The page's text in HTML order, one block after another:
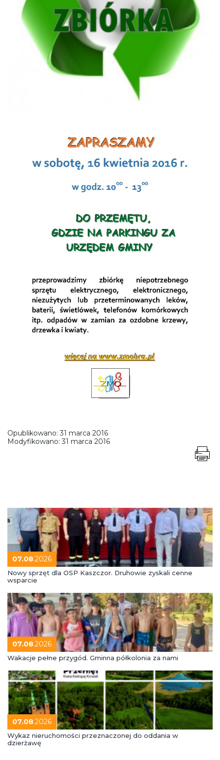
Opublikowano:31 marca 2016
Modyfikowano:31 marca 2016
07.08.2026
Nowy sprzęt dla OSP Kaszczor. Druhowie zyskali cenne
wsparcie
07.08.2026
Wakacje pełne przygód. Gminna półkolonia za nami
07.08.2026
Wykaz nieruchomości przeznaczonej do oddania w
dzierżawę